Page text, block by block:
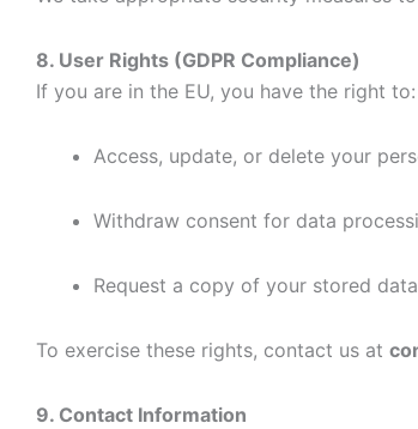
8. User Rights (GDPR Compliance)
If you are in the EU, you have the right to:
Access, update, or delete your
Withdraw consent for data
Request a copy of your stored
To exercise these rights, contact us at
9. Contact Information